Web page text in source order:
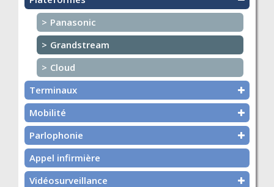
Panasonic
Grandstream
Cloud
Terminaux
Mobilité
Parlophonie
Appel infirmière
Vidéosurveillance